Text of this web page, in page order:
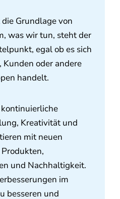
Grundlage von
was wir tun, steht der
egal ob es sich
oder andere
handelt.
Kreativität und
mit neuen
und Nachhaltigkeit.
im
besseren und